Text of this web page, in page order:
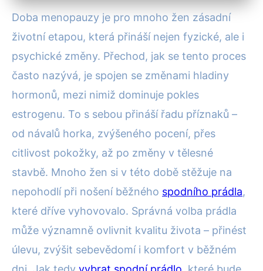
Doba menopauzy je pro mnoho žen zásadní
životní etapou, která přináší nejen fyzické, ale i
psychické změny. Přechod, jak se tento proces
často nazývá, je spojen se změnami hladiny
hormonů, mezi nimiž dominuje pokles
estrogenu. To s sebou přináší řadu příznaků –
od návalů horka, zvýšeného pocení, přes
citlivost pokožky, až po změny v tělesné
stavbě. Mnoho žen si v této době stěžuje na
nepohodlí při nošení běžného spodního prádla,
které dříve vyhovovalo. Správná volba prádla
může významně ovlivnit kvalitu života – přinést
úlevu, zvýšit sebevědomí i komfort v běžném